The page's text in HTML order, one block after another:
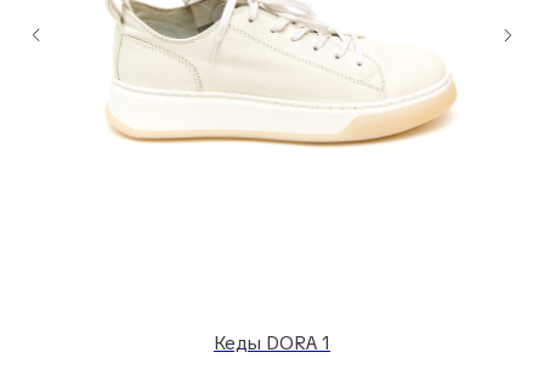
Кеды DORA 1